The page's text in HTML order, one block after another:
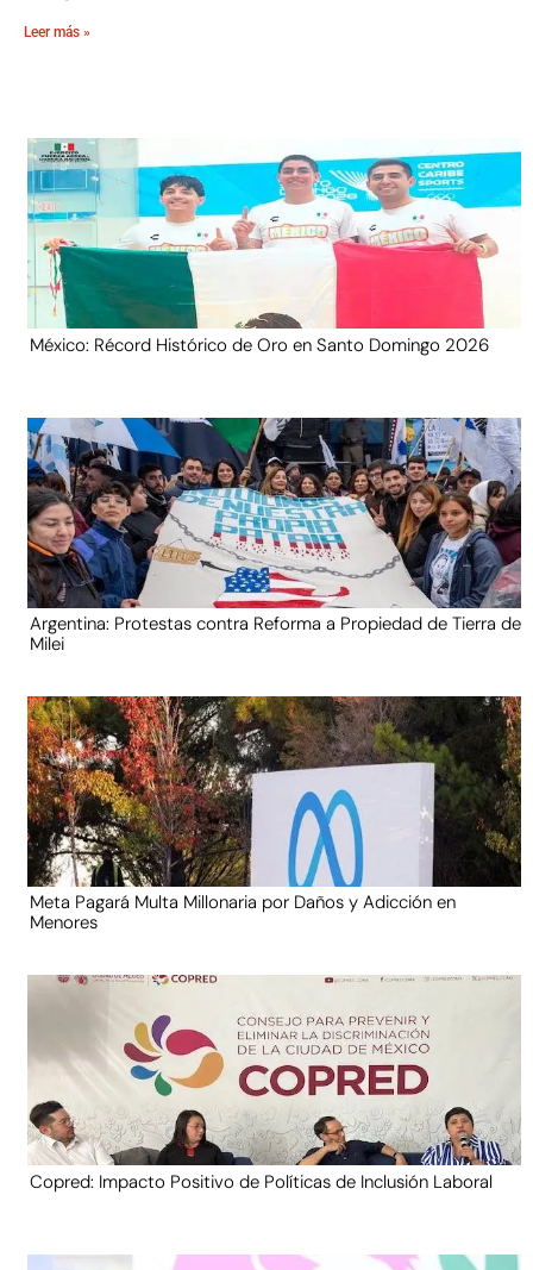
Leer más »
México: Récord Histórico de Oro en Santo Domingo 2026
Argentina: Protestas contra Reforma a Propiedad de Tierra de
Milei
Meta Pagará Multa Millonaria por Daños y Adicción en
Menores
Copred: Impacto Positivo de Políticas de Inclusión Laboral